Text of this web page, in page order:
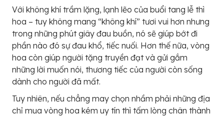
Với không khí trầm lặng, lạnh lẽo của buổi tang lễ thì
hoa – tuy không mang “không khí” tươi vui hơn nhưng
trong những phút giây đau buồn, nó sẽ giúp bớt đi
phần nào đó sự đau khổ, tiếc nuối. Hơn thế nữa, vòng
hoa còn giúp người tặng truyền đạt và gửi gắm
những lời muốn nói, thương tiếc của người còn sống
dành cho người đã mất.
Tuy nhiên, nếu chẳng may chọn nhầm phải những địa
chỉ mua vòng hoa kém uy tín thì tấm lòng chân thành